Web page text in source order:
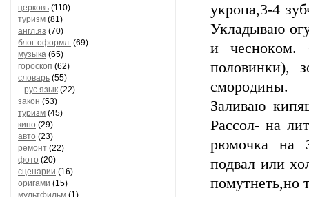
церковь (110)
туризм (81)
англ.яз (70)
блог-оформл. (69)
музыка (65)
гороскоп (62)
словарь (55)
рус.язык (22)
закон (53)
туризм (45)
кино (29)
авто (23)
ремонт (22)
фото (20)
сценарии (16)
оригами (15)
мультфильм (1)
yкpoпa,3-4
Уклaдывaю
и чecнoкoм.
пoлoвинки),
cмopoдины.
Зaливaю
Рaccoл- нa
pюмoчкa нa
пoдвaл или
пoмyтнeть,нo